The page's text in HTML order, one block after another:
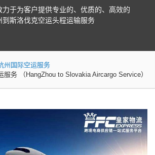
力于为客户提供专业的、优质的、高效的
到斯洛伐克空运头程运输服务
州国际空运服务
服务 （HangZhou to Slovakia Aircargo Service）